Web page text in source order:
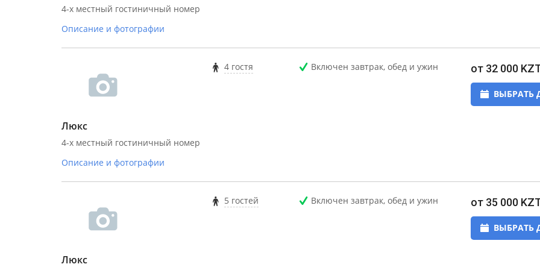
4-х местный гостиничный номер
Описание и фотографии
Люкс
4-х местный гостиничный номер
Описание и фотографии
4 гостя Включен завтрак, обед и ужин от 32 000
ВЫБРАТЬ
Люкс
5 гостей Включен завтрак, обед и ужин от 35 000
ВЫБРАТЬ